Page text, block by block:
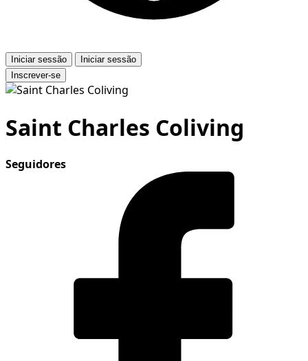
Iniciar sessão
Iniciar sessão
Inscrever-se
Saint Charles Coliving
Seguidores